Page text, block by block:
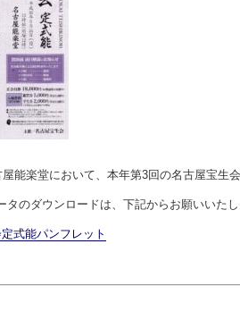
能楽堂において、本年第3回の名古屋宝生
タのダウンロードは、下記からお願いいたし
式能パンフレット